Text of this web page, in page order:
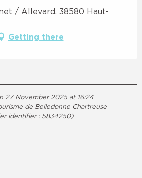
/ Allevard, 38580 Haut-
Getting there
27 November 2025 at 16:24
de Belledonne Chartreuse
identifier : 5834250)